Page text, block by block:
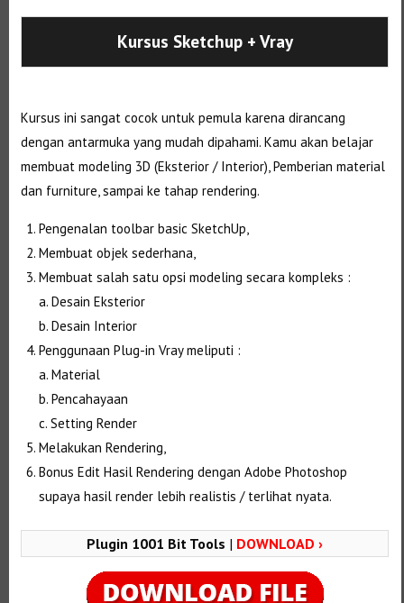
Kursus Sketchup + Vray
Kursus ini sangat cocok untuk pemula karena dirancang
dengan antarmuka yang mudah dipahami. Kamu akan belajar
membuat modeling 3D (Eksterior / Interior), Pemberian material
dan furniture, sampai ke tahap rendering.
Pengenalan toolbar basic SketchUp,
Membuat objek sederhana,
Membuat salah satu opsi modeling secara kompleks :
a. Desain Eksterior
b. Desain Interior
Penggunaan Plug-in Vray meliputi :
a. Material
b. Pencahayaan
c. Setting Render
Melakukan Rendering,
Bonus Edit Hasil Rendering dengan Adobe Photoshop
supaya hasil render lebih realistis / terlihat nyata.
Plugin 1001 Bit Tools | DOWNLOAD ›